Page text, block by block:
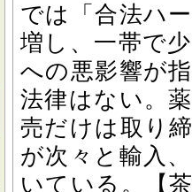
では「合法ハ
増し、一帯で
への悪影響が
法律はない。
売だけは取り
が次々と輸入
いている。【